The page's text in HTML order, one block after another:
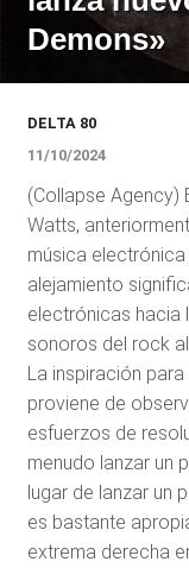
Demons»
DELTA 80
11/10/2024
(Collapse Agency)
Watts,
música
alejamiento
electrónicas hacia
sonoros del rock
La inspiración
proviene de
esfuerzos de
menudo lanzar un
lugar de lanzar un
es bastante
extrema derecha